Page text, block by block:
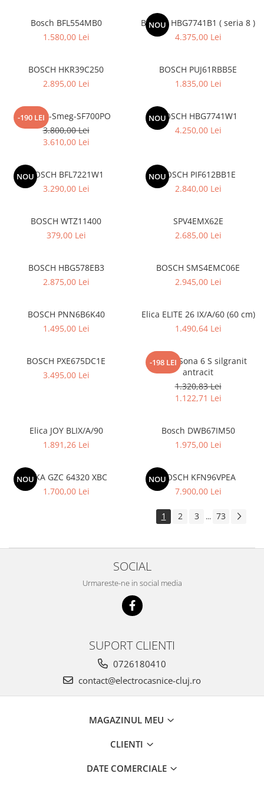
Cu montare pe perete
Hote cu montare pe colt
Hote rustice
Incorporate
Integrate in tavan
Masini de spalat vase
Complet incorporabile
Partial incorporabile
Domino( seturi modulare)
Inductie
Masini de spalat rufe slim
(adancime 40-47 cm)
Vitrine frigorifice si minibaruri
Bosch BFL554MB0
1.580,00 Lei
NOU
BOSCH HBG7741B1 ( seria 8 )
4.375,00 Lei
BOSCH HKR39C250
2.895,00 Lei
BOSCH PUJ61RBB5E
1.835,00 Lei
-190 LEI
Cuptor-Smeg-SF700PO
3.800,00 Lei
3.610,00 Lei
NOUBOSCH HBG7741W1
4.250,00 Lei
NOUBOSCH BFL7221W1
3.290,00 Lei
NOUBOSCH PIF612BB1E
2.840,00 Lei
BOSCH WTZ11400
379,00 Lei
SPV4EMX62E
2.685,00 Lei
BOSCH HBG578EB3
2.875,00 Lei
BOSCH SMS4EMC06E
2.945,00 Lei
BOSCH PNN6B6K40
1.495,00 Lei
Elica ELITE 26 IX/A/60 (60 cm)
1.490,64 Lei
BOSCH PXE675DC1E
3.495,00 Lei
-198 LEI
Blanco Sona 6 S silgranit
antracit
1.320,83 Lei
1.122,71 Lei
Elica JOY BLIX/A/90
1.891,26 Lei
Bosch DWB67IM50
1.975,00 Lei
NOUTEKA GZC 64320 XBC
1.700,00 Lei
NOUBOSCH KFN96VPEA
7.900,00 Lei
1 2 3 ... 73
SOCIAL
Urmareste-ne in social media
SUPORT CLIENTI
0726180410
contact@electrocasnice-cluj.ro
MAGAZINUL MEU
CLIENTI
DATE COMERCIALE